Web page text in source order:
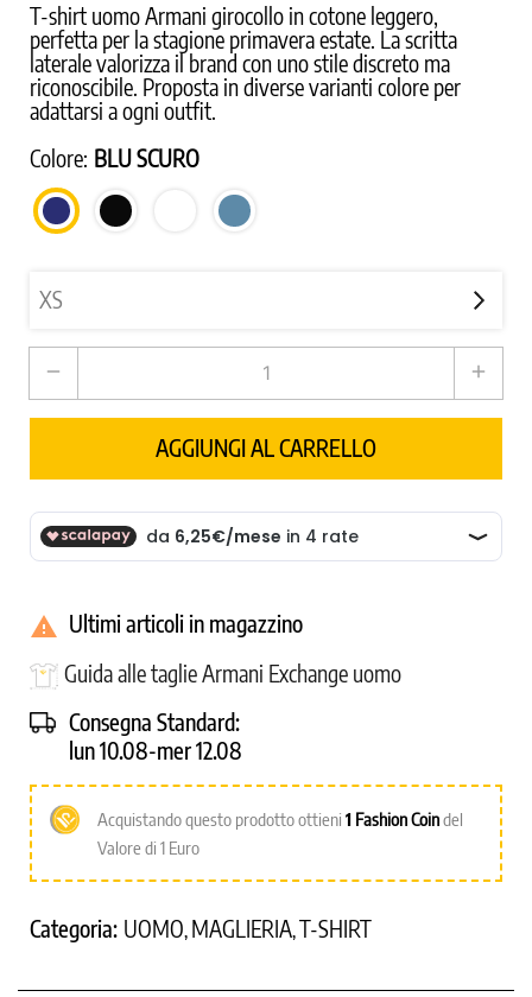
T-shirt uomo Armani girocollo in cotone leggero,
perfetta per la stagione primavera estate. La scritta
laterale valorizza il brand con uno stile discreto ma
riconoscibile. Proposta in diverse varianti colore per
adattarsi a ogni outfit.
Colore: BLU SCURO
BLU
SCURO
NERO BIANCO AVIO
remove add
AGGIUNGI AL CARRELLO
 Ultimi articoli in magazzino
Guida alle taglie Armani Exchange uomo
Consegna Standard:
lun 10.08-mer 12.08
Acquistando questo prodotto ottieni 1 Fashion Coindel
Valore di 1 Euro
Categoria: UOMO MAGLIERIA T-SHIRT